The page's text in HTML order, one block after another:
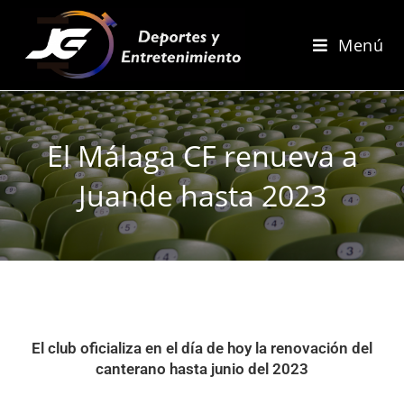
Menú
El Málaga CF renueva a
Juande hasta 2023
El club oficializa en el día de hoy la renovación del
canterano hasta junio del 2023